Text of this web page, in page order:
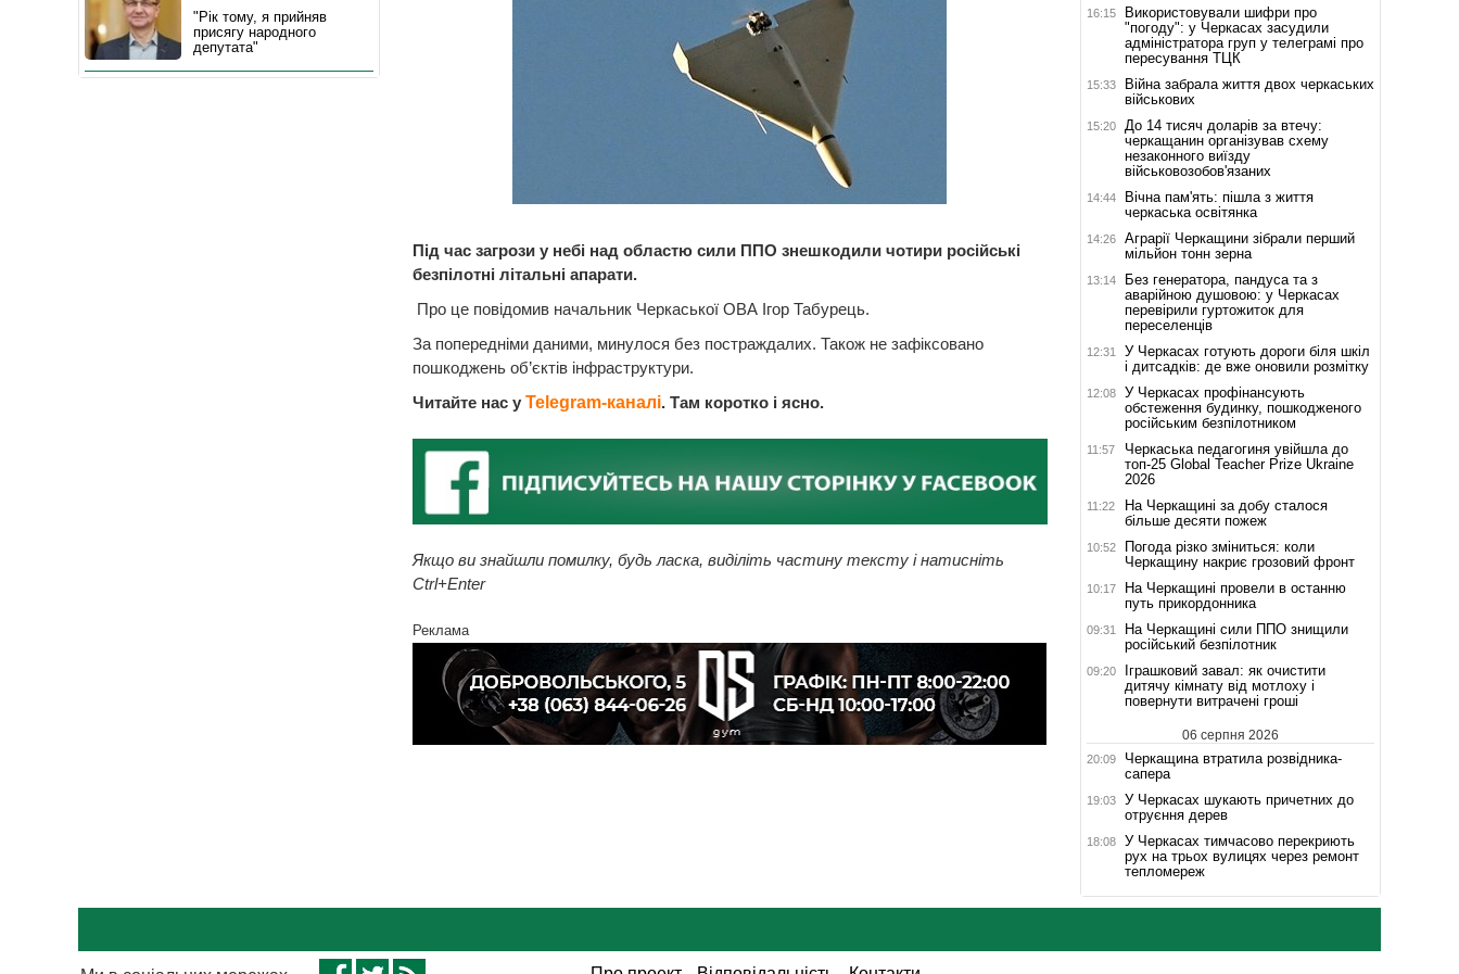
Під час загрози у небі над областю сили ППО знешкодили чотири російські
безпілотні літальні апарати.
Про це повідомив начальник Черкаської ОВА Ігор Табурець.
За попередніми даними, минулося без постраждалих. Також не зафіксовано
пошкоджень об’єктів інфраструктури.
Читайте нас у Telegram-каналі. Там коротко і ясно.
Якщо ви знайшли помилку, будь ласка, виділіть частину тексту і натисніть
Ctrl+Enter
Реклама
"Рік тому, я прийняв
присягу народного
депутата"
16:15
Використовували шифри про
"погоду": у Черкасах засудили
адміністратора груп у телеграмі про
пересування ТЦК
15:33
Війна забрала життя двох черкаських
військових
15:20
До 14 тисяч доларів за втечу:
черкащанин організував схему
незаконного виїзду
військовозобов'язаних
14:44
Вічна пам'ять: пішла з життя
черкаська освітянка
14:26
Аграрії Черкащини зібрали перший
мільйон тонн зерна
13:14
Без генератора, пандуса та з
аварійною душовою: у Черкасах
перевірили гуртожиток для
переселенців
12:31
У Черкасах готують дороги біля шкіл
і дитсадків: де вже оновили розмітку
12:08
У Черкасах профінансують
обстеження будинку, пошкодженого
російським безпілотником
11:57
Черкаська педагогиня увійшла до
топ-25 Global Teacher Prize Ukraine
2026
11:22
На Черкащині за добу сталося
більше десяти пожеж
10:52
Погода різко зміниться: коли
Черкащину накриє грозовий фронт
10:17
На Черкащині провели в останню
путь прикордонника
09:31
На Черкащині сили ППО знищили
російський безпілотник
09:20
Іграшковий завал: як очистити
дитячу кімнату від мотлоху і
повернути витрачені гроші
06 серпня 2026
20:09
Черкащина втратила розвідника-
сапера
19:03
У Черкасах шукають причетних до
отруєння дерев
18:08
У Черкасах тимчасово перекриють
рух на трьох вулицях через ремонт
тепломереж